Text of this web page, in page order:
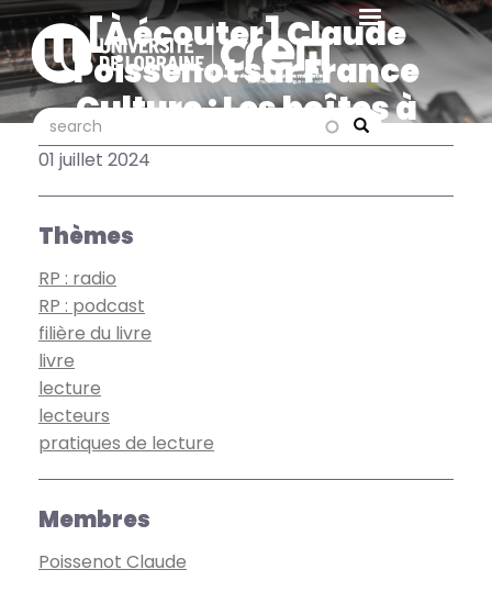
Aller
au
contenu
principal
Search
search search
[À écouter] Claude
Poissenot sur France
Culture : Les boîtes à
livres, chronique d'une
utopie concrète
01 juillet 2024
Thèmes
RP : radio
RP : podcast
filière du livre
livre
lecture
lecteurs
pratiques de lecture
Membres
Poissenot Claude